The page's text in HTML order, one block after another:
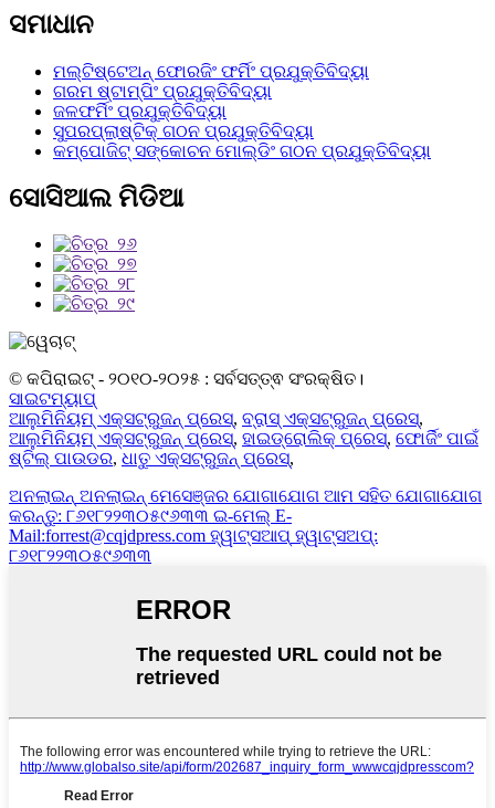
ସମାଧାନ
ମଲ୍ଟିଷ୍ଟେଅନ୍ ଫୋରଜିଂ ଫର୍ମିଂ ପ୍ରଯୁକ୍ତିବିଦ୍ୟା
ଗରମ ଷ୍ଟାମ୍ପିଂ ପ୍ରଯୁକ୍ତିବିଦ୍ୟା
ଜଳଫର୍ମିଂ ପ୍ରଯୁକ୍ତିବିଦ୍ୟା
ସୁପରପ୍ଲାଷ୍ଟିକ୍ ଗଠନ ପ୍ରଯୁକ୍ତିବିଦ୍ୟା
କମ୍ପୋଜିଟ୍ ସଙ୍କୋଚନ ମୋଲ୍ଡିଂ ଗଠନ ପ୍ରଯୁକ୍ତିବିଦ୍ୟା
ସୋସିଆଲ ମିଡିଆ
© କପିରାଇଟ୍ - ୨୦୧୦-୨୦୨୫ : ସର୍ବସତ୍ତ୍ଵ ସଂରକ୍ଷିତ।
ସାଇଟମ୍ୟାପ୍
ଆଲୁମିନିୟମ୍ ଏକ୍ସଟ୍ରୁଜନ୍ ପ୍ରେସ୍, ବ୍ରାସ୍ ଏକ୍ସଟ୍ରୁଜନ୍ ପ୍ରେସ୍,
ଆଲୁମିନିୟମ୍ ଏକ୍ସଟ୍ରୁଜନ୍ ପ୍ରେସ୍, ହାଇଡ୍ରୋଲିକ୍ ପ୍ରେସ୍, ଫୋର୍ଜିଂ ପାଇଁ
ଷ୍ଟିଲ୍ ପାଉଡର, ଧାତୁ ଏକ୍ସଟ୍ରୁଜନ୍ ପ୍ରେସ୍,
ଅନଲାଇନ୍ ଅନଲାଇନ୍ ମେସେଞ୍ଜର ଯୋଗାଯୋଗ ଆମ ସହିତ ଯୋଗାଯୋଗ
କରନ୍ତୁ: ୮୬୧୮୨୨୩୦୫୯୬୩୩ ଇ-ମେଲ୍ E-
Mail:forrest@cqjdpress.com ହ୍ୱାଟ୍ସଆପ୍ ହ୍ୱାଟ୍ସଅପ୍:
୮୬୧୮୨୨୩୦୫୯୬୩୩